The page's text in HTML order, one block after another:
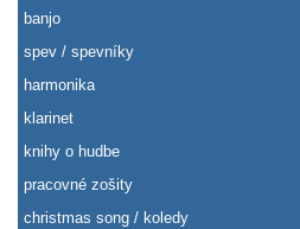
banjo
spev / spevníky
harmonika
klarinet
knihy o hudbe
pracovné zošity
christmas song / koledy